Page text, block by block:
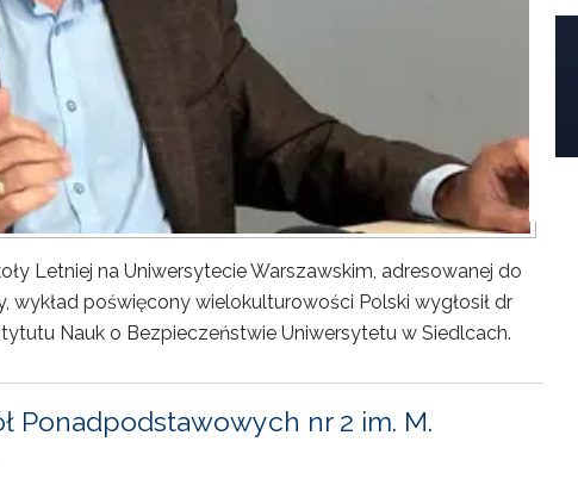
Letniej na Uniwersytecie Warszawskim, adresowanej do
wykład poświęcony wielokulturowości Polski wygłosił dr
Nauk o Bezpieczeństwie Uniwersytetu w Siedlcach.
Ponadpodstawowych nr 2 im. M.